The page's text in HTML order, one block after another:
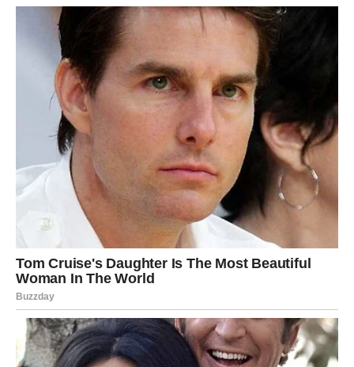
preparatima, ali rešenje se može naći i među
svakodnevnim sredstvima koje svi imamo kod kuće.
Verovali ili ne – zubna pasta može biti upravo ono što vam
treba da vratite svojoj koži mekoću, a noktima sjaj.
Pasta za zube, iako je prvenstveno namenjena oralnoj
higijeni, sadrži niz sastojaka koji mogu imati višestruku
primenu, naročito kada je reč o nezi stopala. Njena
struktura uključuje abrazivne čestice koje mogu
poslužiti kao nežan, ali efikasan piling za uklanjanje
mrtvih ćelija sa kože. Pored toga, često sadrži mentol,
koji daje efekat hlađenja i osveženja, te je pogodna za
upotrebu na umornim i otečenim stopalima.
Za kućni tretman možete isprobati sledeći jednostavan
metod: nanesite sloj zubne paste na suve i grube delove
stopala, posebno tamo gde se nakuplja zadebljala koža,
kao što su pete. Utrljajte pastu blagim kružnim pokretima